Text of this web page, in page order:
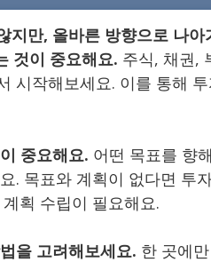
지만, 올바른 방향으로 나아
것이 중요해요. 주식, 채권,
시작해보세요. 이를 통해
중요해요. 어떤 목표를 향
. 목표와 계획이 없다면 투
획 수립이 필요해요.
을 고려해보세요. 한 곳에